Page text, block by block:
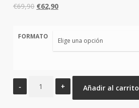
€69,90 El
€62,90El
es:
FORMATO
Añadir al carrito